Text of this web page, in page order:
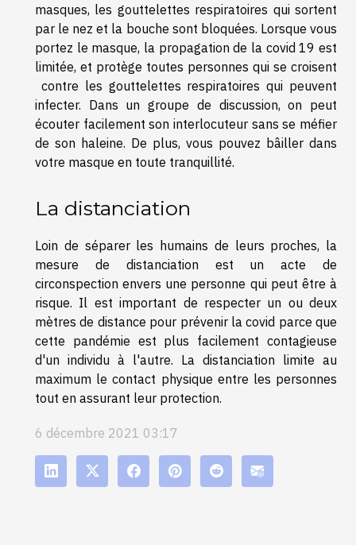
masques, les gouttelettes respiratoires qui sortent
par le nez et la bouche sont bloquées. Lorsque vous
portez le masque, la propagation de la covid 19 est
limitée, et protège toutes personnes qui se croisent
contre les gouttelettes respiratoires qui peuvent
infecter. Dans un groupe de discussion, on peut
écouter facilement son interlocuteur sans se méfier
de son haleine. De plus, vous pouvez bâiller dans
votre masque en toute tranquillité.
La distanciation
Loin de séparer les humains de leurs proches, la
mesure de distanciation est un acte de
circonspection envers une personne qui peut être à
risque. Il est important de respecter un ou deux
mètres de distance pour prévenir la covid parce que
cette pandémie est plus facilement contagieuse
d'un individu à l'autre. La distanciation limite au
maximum le contact physique entre les personnes
tout en assurant leur protection.
6 décembre 2021 03:17